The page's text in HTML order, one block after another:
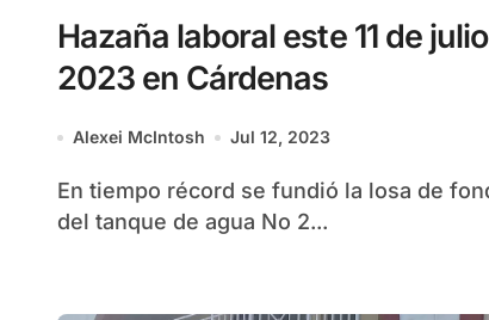
Hazaña laboral este 11 de julio
2023 en Cárdenas
Alexei McIntosh Jul 12, 2023
En tiempo récord se fundió la losa de fondo
del tanque de agua No 2...